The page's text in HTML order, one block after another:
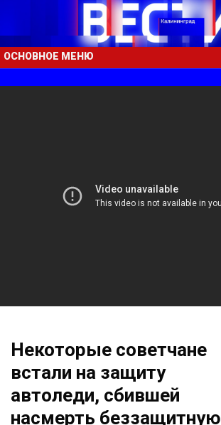
ОСНОВНОЕ МЕНЮ
Некоторые советчане
встали на защиту
автоледи, сбившей
насмерть беззащитную